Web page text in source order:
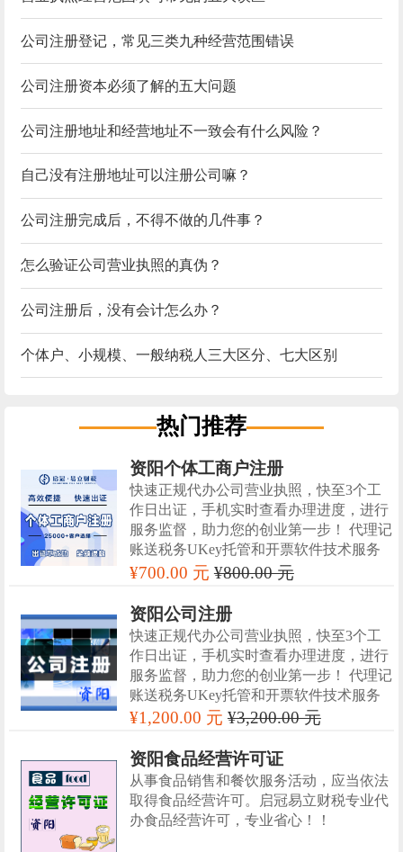
公司注册登记，常见三类九种经营范围错误
公司注册资本必须了解的五大问题
公司注册地址和经营地址不一致会有什么风险？
自己没有注册地址可以注册公司嘛？
公司注册完成后，不得不做的几件事？
怎么验证公司营业执照的真伪？
公司注册后，没有会计怎么办？
个体户、小规模、一般纳税人三大区分、七大区别
热门推荐
资阳个体工商户注册
快速正规代办公司营业执照，快至3个工
作日出证，手机实时查看办理进度，进行
服务监督，助力您的创业第一步！ 代理记
账送税务UKey托管和开票软件技术服务
¥700.00 元¥800.00 元
资阳公司注册
快速正规代办公司营业执照，快至3个工
作日出证，手机实时查看办理进度，进行
服务监督，助力您的创业第一步！ 代理记
账送税务UKey托管和开票软件技术服务
¥1,200.00 元¥3,200.00 元
资阳食品经营许可证
从事食品销售和餐饮服务活动，应当依法
取得食品经营许可。启冠易立财税专业代
办食品经营许可，专业省心！！